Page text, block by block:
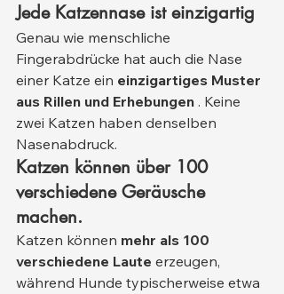
Jede Katzennase ist einzigartig
Genau wie menschliche
Fingerabdrücke hat auch die Nase
einer Katze ein einzigartiges Muster
aus Rillen und Erhebungen . Keine
zwei Katzen haben denselben
Nasenabdruck.
Katzen können über 100
verschiedene Geräusche
machen.
Katzen können mehr als 100
verschiedene Laute erzeugen,
während Hunde typischerweise etwa